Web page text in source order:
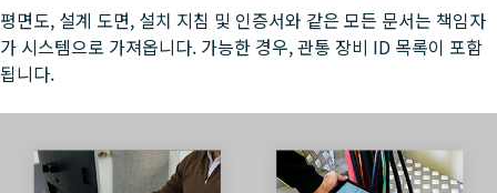
평면도, 설계 도면, 설치 지침 및 인증서와 같은 모든 문서는 책임자
가 시스템으로 가져옵니다. 가능한 경우, 관통 장비 ID 목록이 포함
됩니다.